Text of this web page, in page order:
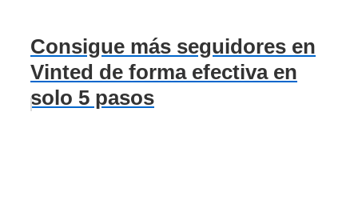
Consigue más seguidores en
Vinted de forma efectiva en
solo 5 pasos